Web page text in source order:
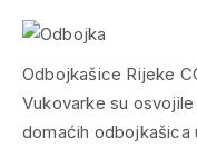
Odbojkašice Rijeke
Vukovarke su
domaćih odbojkašica